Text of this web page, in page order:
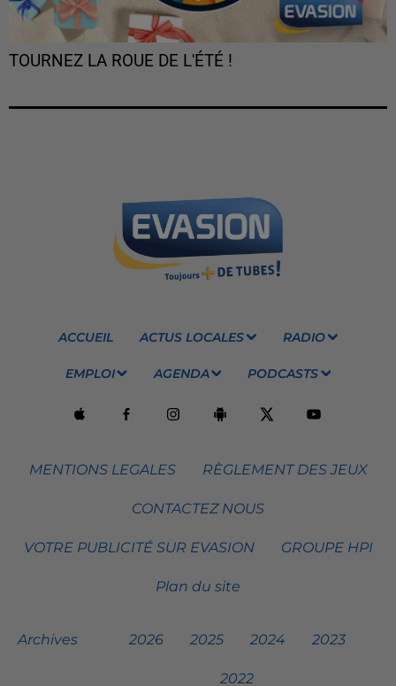
TOURNEZ LA ROUE DE L'ÉTÉ !
ACCUEIL ACTUS LOCALES RADIO
EMPLOI AGENDA PODCASTS
MENTIONS LEGALES RÈGLEMENT DES JEUX
CONTACTEZ NOUS
VOTRE PUBLICITÉ SUR EVASION GROUPE HPI
Plan du site
Archives 2026 2025 2024 2023
2022